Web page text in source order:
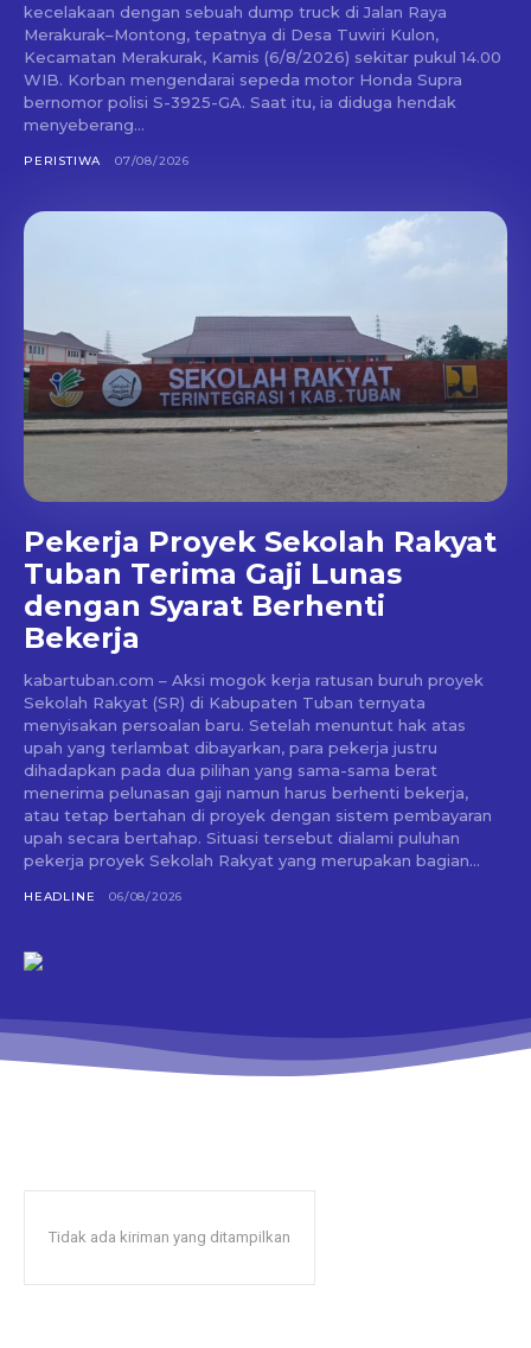
kecelakaan dengan sebuah dump truck di Jalan Raya
Merakurak–Montong, tepatnya di Desa Tuwiri Kulon,
Kecamatan Merakurak, Kamis (6/8/2026) sekitar pukul 14.00
WIB. Korban mengendarai sepeda motor Honda Supra
bernomor polisi S-3925-GA. Saat itu, ia diduga hendak
menyeberang...
PERISTIWA 07/08/2026
Pekerja Proyek Sekolah Rakyat
Tuban Terima Gaji Lunas
dengan Syarat Berhenti
Bekerja
kabartuban.com – Aksi mogok kerja ratusan buruh proyek
Sekolah Rakyat (SR) di Kabupaten Tuban ternyata
menyisakan persoalan baru. Setelah menuntut hak atas
upah yang terlambat dibayarkan, para pekerja justru
dihadapkan pada dua pilihan yang sama-sama berat
menerima pelunasan gaji namun harus berhenti bekerja,
atau tetap bertahan di proyek dengan sistem pembayaran
upah secara bertahap. Situasi tersebut dialami puluhan
pekerja proyek Sekolah Rakyat yang merupakan bagian...
HEADLINE 06/08/2026
Tidak ada kiriman yang ditampilkan